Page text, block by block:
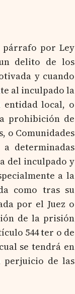
párrafo por Ley
delito de los
y cuando
al inculpado la
local, o
prohibición de
o Comunidades
determinadas
del inculpado y
a la
como tras su
por el Juez o
de la prisión
544 ter o de
se tendrá en
perjuicio de las